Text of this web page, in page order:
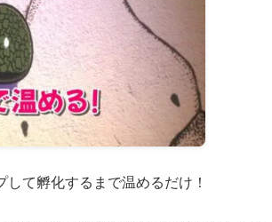
て孵化するまで温めるだけ！